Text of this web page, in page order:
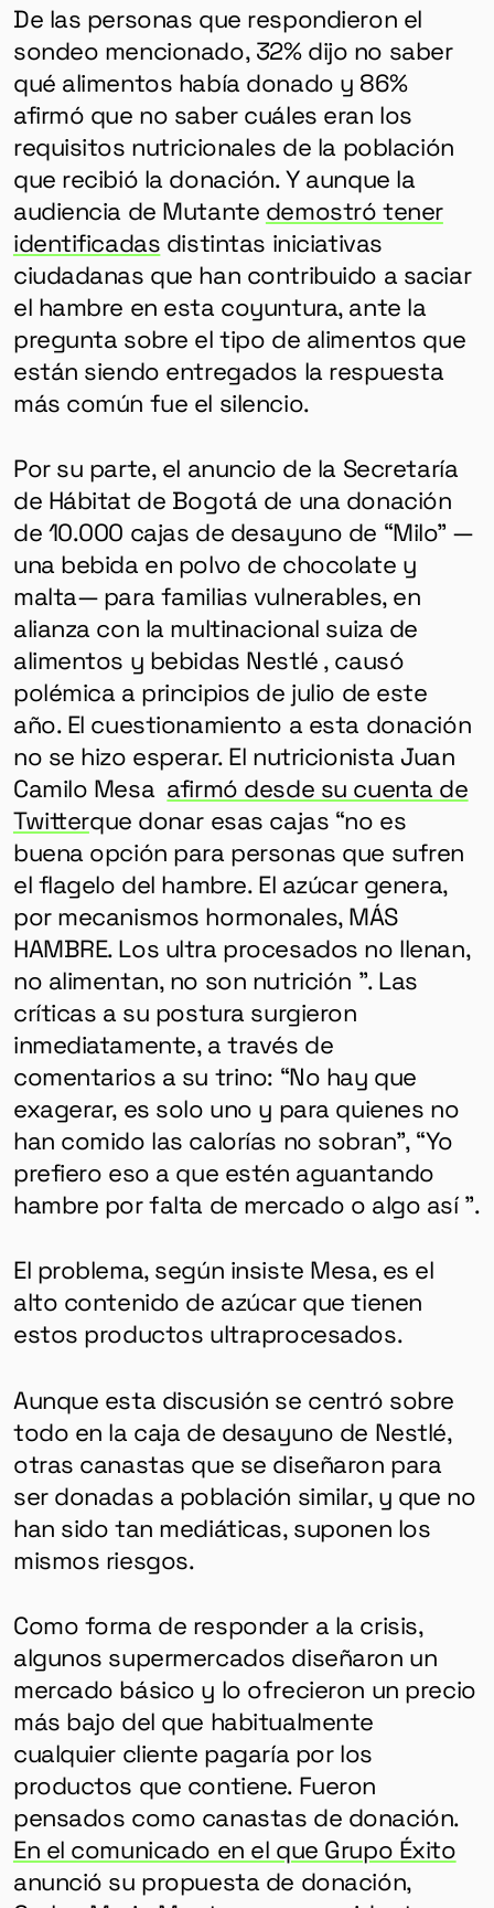
GÉNERO
DERECHOS HUMANOS
SALUD MENTAL
EMERGENCIA CLIMÁTICA
De las personas que respondieron el
sondeo mencionado, 32% dijo no saber
qué alimentos había donado y 86%
afirmó que no saber cuáles eran los
requisitos nutricionales de la población
que recibió la donación. Y aunque la
audiencia de Mutante demostró tener
identificadas distintas iniciativas
ciudadanas que han contribuido a saciar
el hambre en esta coyuntura, ante la
pregunta sobre el tipo de alimentos que
están siendo entregados la respuesta
más común fue el silencio.
Por su parte, el anuncio de la Secretaría
de Hábitat de Bogotá de una donación
de 10.000 cajas de desayuno de “Milo” —
una bebida en polvo de chocolate y
malta— para familias vulnerables, en
alianza con la multinacional suiza de
alimentos y bebidas Nestlé , causó
polémica a principios de julio de este
año. El cuestionamiento a esta donación
no se hizo esperar. El nutricionista Juan
Camilo Mesa afirmó desde su cuenta de
Twitterque donar esas cajas “no es
buena opción para personas que sufren
el flagelo del hambre. El azúcar genera,
por mecanismos hormonales, MÁS
HAMBRE. Los ultra procesados ​​no llenan,
no alimentan, no son nutrición ”. Las
críticas a su postura surgieron
inmediatamente, a través de
comentarios a su trino: “No hay que
exagerar, es solo uno y para quienes no
han comido las calorías no sobran”, “Yo
prefiero eso a que estén aguantando
hambre por falta de mercado o algo así ”.
El problema, según insiste Mesa, es el
alto contenido de azúcar que tienen
estos productos ultraprocesados.
Aunque esta discusión se centró sobre
todo en la caja de desayuno de Nestlé,
otras canastas que se diseñaron para
ser donadas a población similar, y que no
han sido tan mediáticas, suponen los
mismos riesgos.
Como forma de responder a la crisis,
algunos supermercados diseñaron un
mercado básico y lo ofrecieron un precio
más bajo del que habitualmente
cualquier cliente pagaría por los
productos que contiene. Fueron
pensados ​​como canastas de donación.
En el comunicado en el que Grupo Éxito
anunció su propuesta de donación,